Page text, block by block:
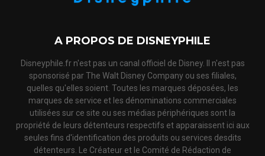
A PROPOS DE DISNEYPHILE
Disneyphile.fr n'est pas un canal officiel de Disney. Il n'est pas
sponsorisé par The Walt Disney Company ou ses filiales,
quelles qu'elles soient. Toutes les marques déposées, les
marques de service et les dénominations commerciales
utilisées sur ce site ou ses médias périphériques sont la
propriété de leurs détenteurs respectifs et apparaissent ici aux
seules fins d'identification des produits ou services desdits
détenteurs. Le Créateur et le Comité de Rédaction de